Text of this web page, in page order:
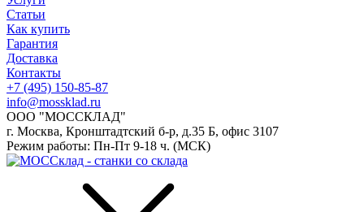
Статьи
Как купить
Гарантия
Доставка
Контакты
+7 (495) 150-85-87
info@mossklad.ru
ООО "МОССКЛАД"
г. Москва, Кронштадтский б-р, д.35 Б, офис 3107
Режим работы: Пн-Пт 9-18 ч. (МСК)